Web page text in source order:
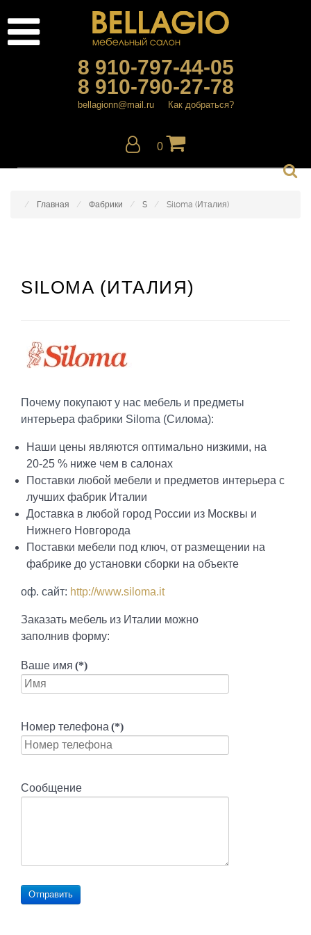
8 910-797-44-05
8 910-790-27-78
bellagionn@mail.ru Как добраться?
0
Главная Фабрики S Siloma (Италия)
SILOMA (ИТАЛИЯ)
Почему покупают у нас мебель и предметы
интерьера фабрики Siloma (Силома):
Наши цены являются оптимально низкими, на
20-25 % ниже чем в салонах
Поставки любой мебели и предметов интерьера с
лучших фабрик Италии
Доставка в любой город России из Москвы и
Нижнего Новгорода
Поставки мебели под ключ, от размещении на
фабрике до установки сборки на объекте
оф. сайт: http://www.siloma.it
Заказать мебель из Италии можно
заполнив форму:
Ваше имя (*)
Номер телефона (*)
Сообщение
Отправить